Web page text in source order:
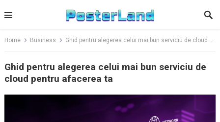
to
Home Business Ghid pentru alegerea celui mai bun serviciu de cloud pentru afacerea ta
Ghid pentru alegerea celui mai bun serviciu de
cloud pentru afacerea ta